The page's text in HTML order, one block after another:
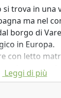
trova in una
ma nel
borgo di
in Europa.
con letto
privato con
un
ideale per
Leggi di più